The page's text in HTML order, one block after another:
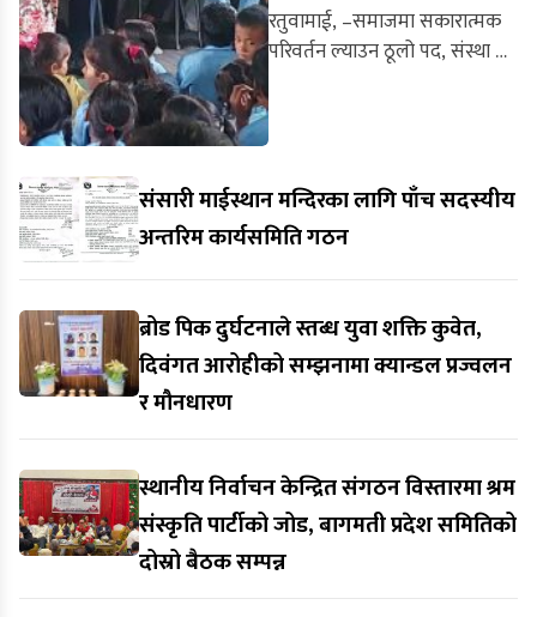
रतुवामाई, –समाजमा सकारात्मक
परिवर्तन ल्याउन ठूलो पद, संस्था वा
इच्छाशक्ति,…
संसारी माईस्थान मन्दिरका लागि पाँच सदस्यीय
अन्तरिम कार्यसमिति गठन
ब्रोड पिक दुर्घटनाले स्तब्ध युवा शक्ति कुवेत,
दिवंगत आरोहीको सम्झनामा क्यान्डल प्रज्वलन
र मौनधारण
स्थानीय निर्वाचन केन्द्रित संगठन विस्तारमा श्रम
संस्कृति पार्टीको जोड, बागमती प्रदेश समितिको
दोस्रो बैठक सम्पन्न